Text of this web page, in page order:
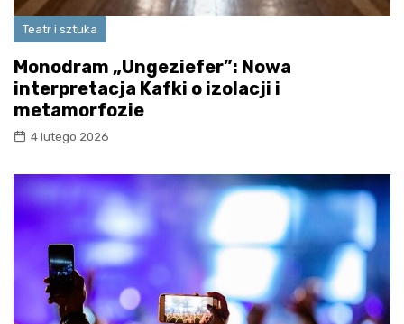
Teatr i sztuka
Monodram „Ungeziefer”: Nowa
interpretacja Kafki o izolacji i
metamorfozie
4 lutego 2026